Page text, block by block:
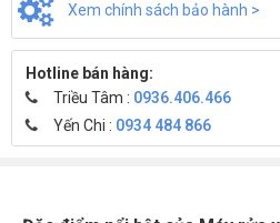
Xem chính sách bảo hành >
Hotline bán hàng:
Triều Tâm : 0936.406.466
Yến Chi : 0934 484 866